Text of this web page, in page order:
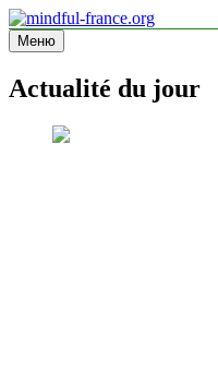
Перейти
к
содержимому
mindful-france.org
Site d'information
Меню
Actualité du jour